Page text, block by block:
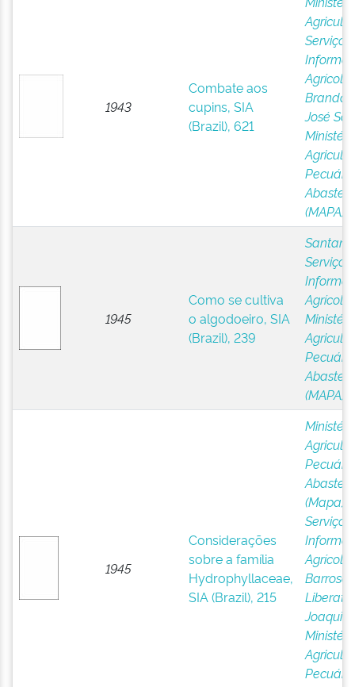
1943
Combate aos
cupins, SIA
(Brazil), 621
Serviço
Agrícola,
José
(MAPA)
1945
Como se cultiva
o algodoeiro, SIA
(Brazil), 239
Serviço
Agrícola,
(MAPA)
1945
Considerações
sobre a família
Hydrophyllaceae,
SIA (Brazil), 215
(Mapa)
Serviço
Agrícola,
Barroso,
Liberato
Joaquim